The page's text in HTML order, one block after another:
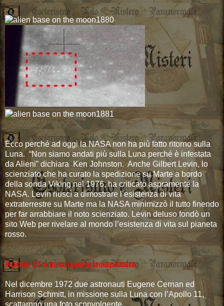
Ecco perché ad oggi la NASA non ha più fatto ritorno sulla
Luna. “Non siamo andati più sulla Luna perché è infestata
da Alieni” dichiara Ken Johnston. Anche Gilbert Levin, lo
scienziato che ha curato la spedizione su Marte a bordo
della sonda Viking nel 1976, ha criticato aspramente la
NASA. Levin riuscì a dimostrare l’esistenza di vita
extraterrestre su Marte ma la NASA minimizzò il tutto finendo
per far arrabbiare il noto scienziato. Levin deluso fondò un
sito Web per rivelare al mondo l’esistenza di vita sul pianeta
rosso.
Apollo 17 e la scoperta inaspettata
Nel dicembre 1972 due astronauti Eugene Cernan ed
Harrison Schmitt, in missione sulla Luna con l’Apollo 11,